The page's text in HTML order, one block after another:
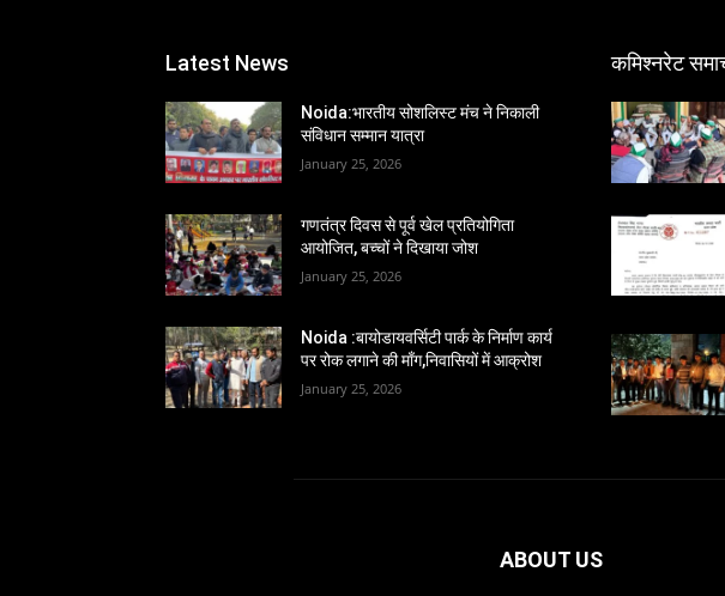
Latest News
Noida:भारतीय सोशलिस्ट मंच ने निकाली
संविधान सम्मान यात्रा
January 25, 2026
गणतंत्र दिवस से पूर्व खेल प्रतियोगिता
आयोजित, बच्चों ने दिखाया जोश
January 25, 2026
Noida :बायोडायवर्सिटी पार्क के निर्माण कार्य
पर रोक लगाने की माँग,निवासियों में आक्रोश
January 25, 2026
कमिश्नरेट
ABOUT US